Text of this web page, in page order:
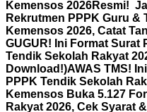
Kemensos 2026Resmi!
Rekrutmen PPPK Guru &
Kemensos 2026, Catat
GUGUR! Ini Format Surat
Tendik Sekolah Rakyat
Download!)AWAS TMS!
PPPK Tendik Sekolah
Kemensos Buka 5.127
Rakyat 2026, Cek Syarat